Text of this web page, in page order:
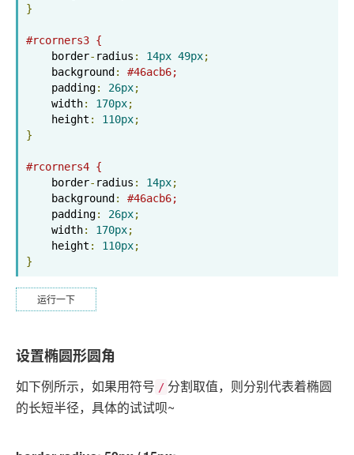
}
#rcorners3 {
    border
- radius : 14px 49px;
    background
:
#46acb6;
    padding
: 26px;
    width
: 170px;
    height
: 110px;
}
#rcorners4 {
    border
- radius : 14px;
    background
:
#46acb6;
    padding
: 26px;
    width
: 170px;
    height
: 110px;
}
运行一下
设置椭圆形圆角
如下例所示，如果用符号 / 分割取值，则分别代表着椭圆
的长短半径，具体的试试呗~